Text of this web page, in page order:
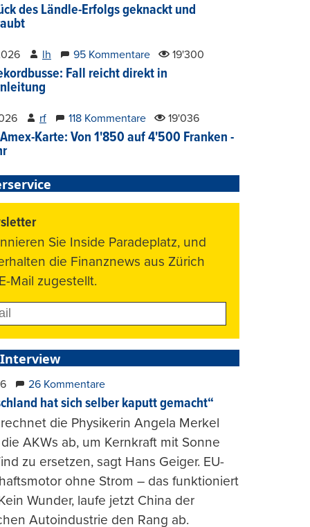
des Ländle-Erfolgs geknackt und
lh 95 Kommentare 19'300
Fall reicht direkt in
rf 118 Kommentare 19'036
Karte: Von 1'850 auf 4'500 Franken -
Sie Inside Paradeplatz, und
die Finanznews aus Zürich
Mail zugestellt.
26 Kommentare
hat sich selber kaputt gemacht“
die Physikerin Angela Merkel
AKWs ab, um Kernkraft mit Sonne
zu ersetzen, sagt Hans Geiger. EU-
ohne Strom – das funktioniert
Wunder, laufe jetzt China der
Autoindustrie den Rang ab.